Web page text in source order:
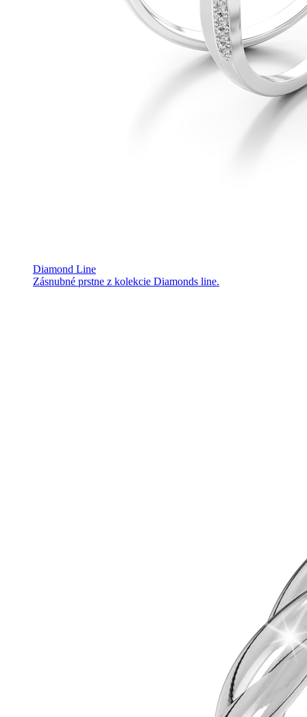
Diamond Line
Zásnubné prstne z kolekcie Diamonds line.